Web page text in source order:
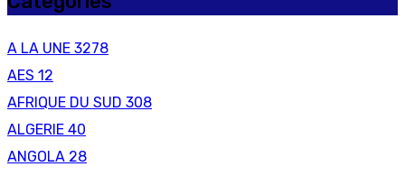
A LA UNE 3278
AES 12
AFRIQUE DU SUD 308
ALGERIE 40
ANGOLA 28